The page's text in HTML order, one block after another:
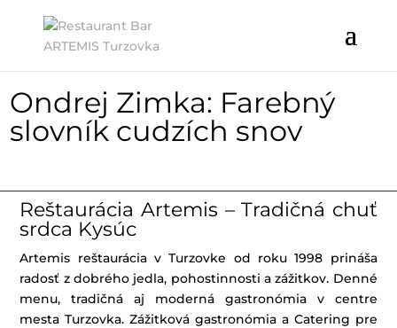
Ondrej Zimka: Farebný
slovník cudzích snov
Reštaurácia Artemis – Tradičná chuť
srdca Kysúc
Artemis reštaurácia v Turzovke od roku 1998 prináša
radosť z dobrého jedla, pohostinnosti a zážitkov. Denné
menu, tradičná aj moderná gastronómia v centre
mesta Turzovka. Zážitková gastronómia a Catering pre